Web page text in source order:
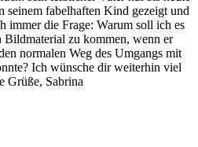
seinem fabelhaften Kind gezeigt und
immer die Frage: Warum soll ich es
Bildmaterial zu kommen, wenn er
normalen Weg des Umgangs mit
Ich wünsche dir weiterhin viel
Grüße, Sabrina